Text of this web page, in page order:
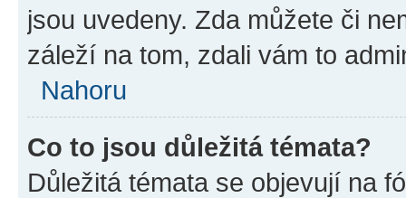
jsou uvedeny. Zda můžete či
záleží na tom, zdali vám to
Nahoru
Co to jsou důležitá témata?
Důležitá témata se objevují na